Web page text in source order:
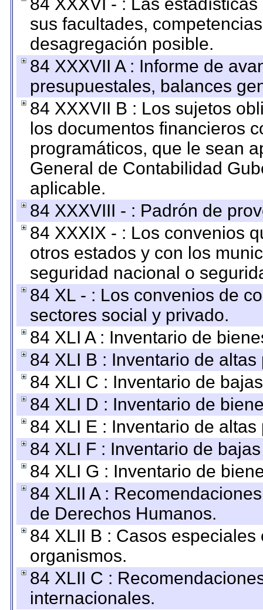
sus facultades,
desagregación posible.
84 XXXVII A : Informe de
presupuestales, balances
84 XXXVII B : Los sujetos
los documentos financieros
programáticos, que le sean
General de Contabilidad
aplicable.
84 XXXVIII - : Padrón de
84 XXXIX - : Los convenios
otros estados y con los
seguridad nacional o
84 XL - : Los convenios de
sectores social y privado.
84 XLI A : Inventario de
84 XLI B : Inventario de
84 XLI C : Inventario de
84 XLI D : Inventario de
84 XLI E : Inventario de
84 XLI F : Inventario de
84 XLI G : Inventario de
84 XLII A :
de Derechos Humanos.
84 XLII B : Casos
organismos.
84 XLII C :
internacionales.